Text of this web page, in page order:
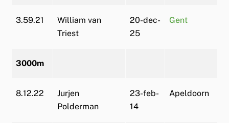
3.59.21
William van
Triest
20-dec-
25
Gent
3000m
8.12.22
Jurjen
Polderman
23-feb-
14
Apeldoorn